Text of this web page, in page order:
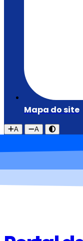
Mapa do site
A A